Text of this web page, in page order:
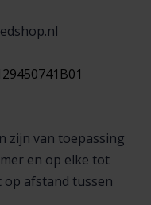
zijn van toepassing
en op elke tot
afstand tussen